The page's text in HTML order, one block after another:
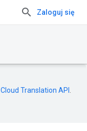
Zaloguj się
Cloud Translation API